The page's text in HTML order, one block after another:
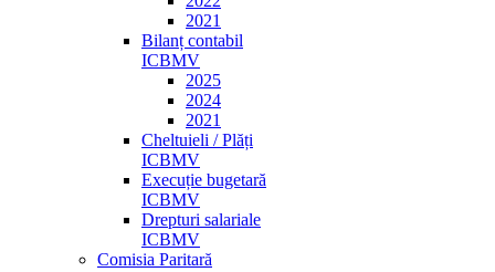
2021
Bilanț contabil
ICBMV
2025
2024
2021
Cheltuieli / Plăți
ICBMV
Execuție bugetară
ICBMV
Drepturi salariale
ICBMV
Comisia Paritară